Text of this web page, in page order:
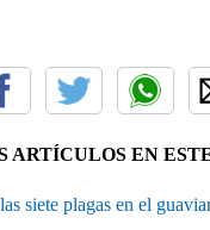
ARTÍCULOS EN
las siete plagas en el